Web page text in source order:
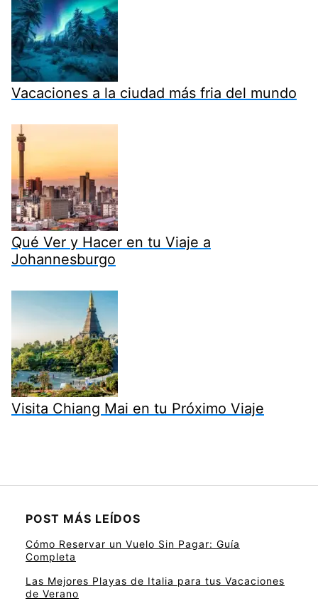
Vacaciones a la ciudad más fria del mundo
Qué Ver y Hacer en tu Viaje a
Johannesburgo
Visita Chiang Mai en tu Próximo Viaje
POST MÁS LEÍDOS
Cómo Reservar un Vuelo Sin Pagar: Guía
Completa
Las Mejores Playas de Italia para tus Vacaciones
de Verano